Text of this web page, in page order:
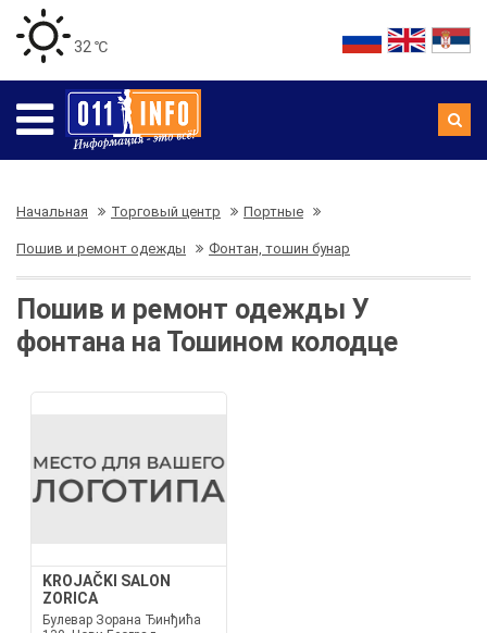
32 ℃
Начальная Торговый центр Портные
Пошив и ремонт одежды Фонтан, тошин бунар
Пошив и ремонт одежды У
фонтана на Тошином колодце
KROJAČKI SALON
ZORICA
Булевар Зорана Ђинђића